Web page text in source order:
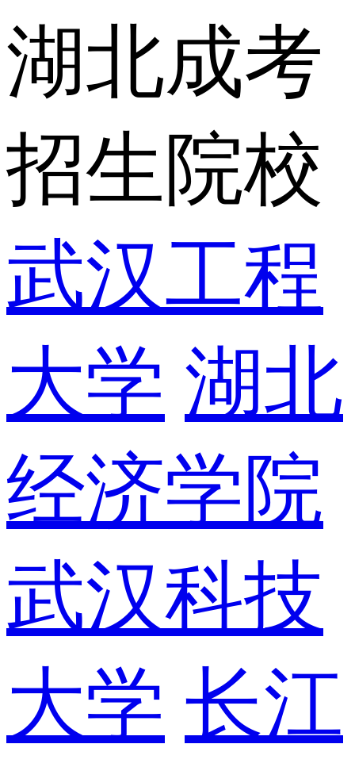
湖北成考
招生院校
武汉工程
大学 湖北
经济学院
武汉科技
大学 长江